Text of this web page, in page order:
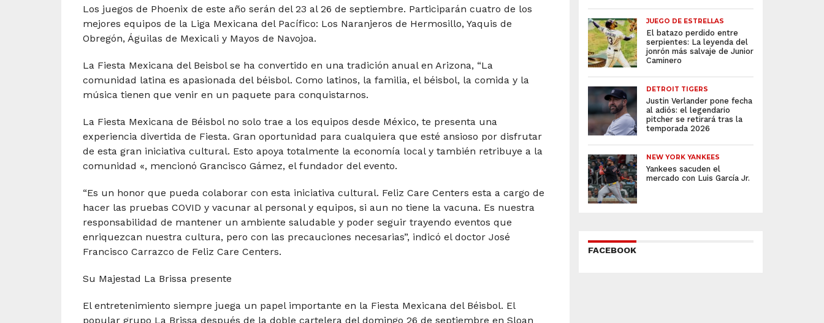
Los juegos de Phoenix de este año serán del 23 al 26 de septiembre. Participarán cuatro de los
mejores equipos de la Liga Mexicana del Pacífico: Los Naranjeros de Hermosillo, Yaquis de
Obregón, Águilas de Mexicali y Mayos de Navojoa.
La Fiesta Mexicana del Beisbol se ha convertido en una tradición anual en Arizona, “La
comunidad latina es apasionada del béisbol. Como latinos, la familia, el béisbol, la comida y la
música tienen que venir en un paquete para conquistarnos.
La Fiesta Mexicana de Béisbol no solo trae a los equipos desde México, te presenta una
experiencia divertida de Fiesta. Gran oportunidad para cualquiera que esté ansioso por disfrutar
de esta gran iniciativa cultural. Esto apoya totalmente la economía local y también retribuye a la
comunidad «, mencionó Grancisco Gámez, el fundador del evento.
“Es un honor que pueda colaborar con esta iniciativa cultural. Feliz Care Centers esta a cargo de
hacer las pruebas COVID y vacunar al personal y equipos, si aun no tiene la vacuna. Es nuestra
responsabilidad de mantener un ambiente saludable y poder seguir trayendo eventos que
enriquezcan nuestra cultura, pero con las precauciones necesarias”, indicó el doctor José
Francisco Carrazco de Feliz Care Centers.
Su Majestad La Brissa presente
El entretenimiento siempre juega un papel importante en la Fiesta Mexicana del Béisbol. El
popular grupo La Brissa después de la doble cartelera del domingo 26 de septiembre en Sloan
JUEGO DE ESTRELLAS
El batazo perdido entre
serpientes: La leyenda del
jonrón más salvaje de Junior
Caminero
DETROIT TIGERS
Justin Verlander pone fecha
al adiós: el legendario
pitcher se retirará tras la
temporada 2026
NEW YORK YANKEES
Yankees sacuden el
mercado con Luis García Jr.
FACEBOOK